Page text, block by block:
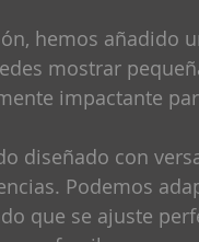
hemos añadido
mostrar
impactante
diseñado con
Podemos
que se ajuste